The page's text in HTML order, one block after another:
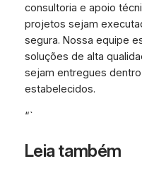
consultoria e apoio
projetos sejam
segura. Nossa equipe
soluções de alta
sejam entregues
estabelecidos.
“`
Leia também